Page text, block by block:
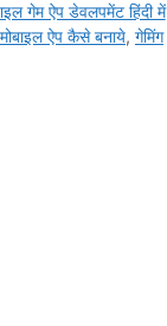
गेम ऐप डेवलपमेंट हिंदी में
ऐप कैसे बनाये, गेमिंग